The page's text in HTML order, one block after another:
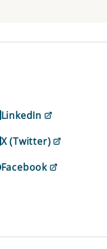
LinkedIn
X (Twitter)
Facebook